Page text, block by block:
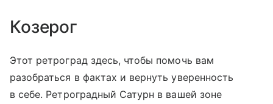
Козерог
Этот ретроград здесь, чтобы помочь вам
разобраться в фактах и вернуть уверенность
в себе. Ретроградный Сатурн в вашей зоне